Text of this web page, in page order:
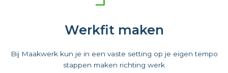
Werkfit maken
Bij Maakwerk kun je in een vaste setting op je eigen tempo
stappen maken richting werk